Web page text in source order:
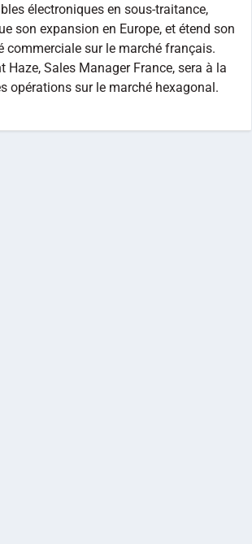
électroniques en sous-traitance,
son expansion en Europe, et étend son
commerciale sur le marché français.
Haze, Sales Manager France, sera à la
opérations sur le marché hexagonal.